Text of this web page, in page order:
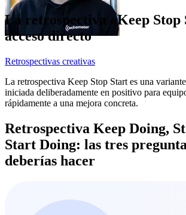
La retrospectiva «Keep Stop
acceso directo
Retrospectivas creativas
La retrospectiva Keep Stop Start es una
iniciada deliberadamente en positivo para
rápidamente a una mejora concreta.
Retrospectiva Keep Doing,
Start Doing: las tres
deberías hacer